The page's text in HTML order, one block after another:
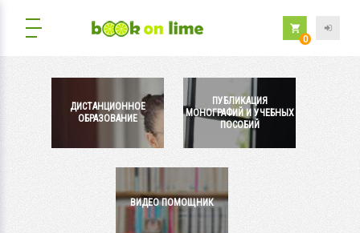
0
ДИСТАНЦИОННОЕ
ОБРАЗОВАНИЕ
ПУБЛИКАЦИЯ
МОНОГРАФИЙ И УЧЕБНЫХ
ПОСОБИЙ
ВИДЕО ПОМОЩНИК